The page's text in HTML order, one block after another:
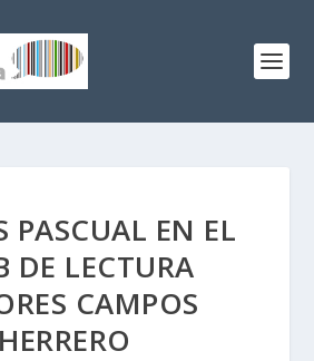
PASCUAL EN EL
DE LECTURA
CAMPOS
HERRERO